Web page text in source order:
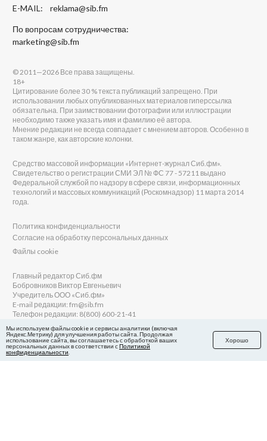
E-MAIL: reklama@sib.fm
По вопросам сотрудничества:
marketing@sib.fm
© 2011—2026 Все права защищены.
18+
Цитирование более 30 % текста публикаций запрещено. При
использовании любых опубликованных материалов гиперссылка
обязательна. При заимствовании фотографии или иллюстрации
необходимо также указать имя и фамилию её автора.
Мнение редакции не всегда совпадает с мнением авторов. Особенно в
таком жанре, как авторские колонки.
Средство массовой информации «Интернет-журнал Сиб.фм».
Свидетельство о регистрации СМИ ЭЛ № ФС 77 - 57211 выдано
Федеральной службой по надзору в сфере связи, информационных
технологий и массовых коммуникаций (Роскомнадзор) 11 марта 2014
года.
Политика конфиденциальности
Согласие на обработку персональных данных
Файлы cookie
Главный редактор Сиб.фм
Бобровников Виктор Евгеньевич
Учредитель ООО «Сиб.фм»
E-mail редакции: fm@sib.fm
Телефон редакции: 8(800) 600-21-41
Сайт разработан и поддерживается Технодзен
Мы используем файлы cookie и сервисы аналитики (включая
Яндекс.Метрику) для улучшения работы сайта. Продолжая
использование сайта, вы соглашаетесь с обработкой ваших
персональных данных в соответствии сПолитикой
конфиденциальности
Хорошо